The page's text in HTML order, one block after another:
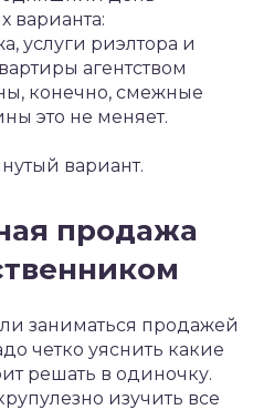
варианта:
услуги риэлтора и
агентством
конечно, смежные
это не меняет.
вариант.
продажа
заниматься продажей
четко уяснить какие
решать в одиночку.
изучить все